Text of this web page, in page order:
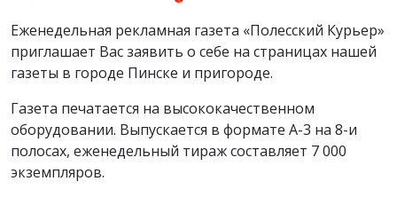
Еженедельная рекламная газета «Полесский Курьер»
приглашает Вас заявить о себе на страницах нашей
газеты в городе Пинске и пригороде.
Газета печатается на высококачественном
оборудовании. Выпускается в формате А-3 на 8-и
полосах, еженедельный тираж составляет 7 000
экземпляров.